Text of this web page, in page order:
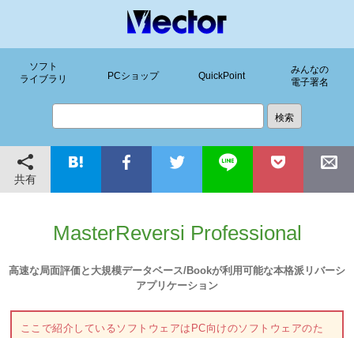
ソフト
ライブラリ
PCショップ QuickPoint
みんなの
電子署名
共有
MasterReversi Professional
高速な局面評価と大規模データベース/Bookが利用可能な本格派リバーシ
アプリケーション
ここで紹介しているソフトウェアはPC向けのソフトウェアのた